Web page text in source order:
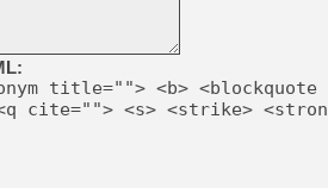
[Mo5] Brickboy cherche à
[GK] Minecraft et ses «
[GK] Beast of
[GK] Ubisoft : fin de partie
[GK] Mémoire cash -
[GK] Dan Houser (GTA)
[GK] Comment EA Sports
[GK] Crimson Moon : un
[GK] Isle of Reveries : le
title=""> <b> <blockquote
cite=""> <s> <strike>